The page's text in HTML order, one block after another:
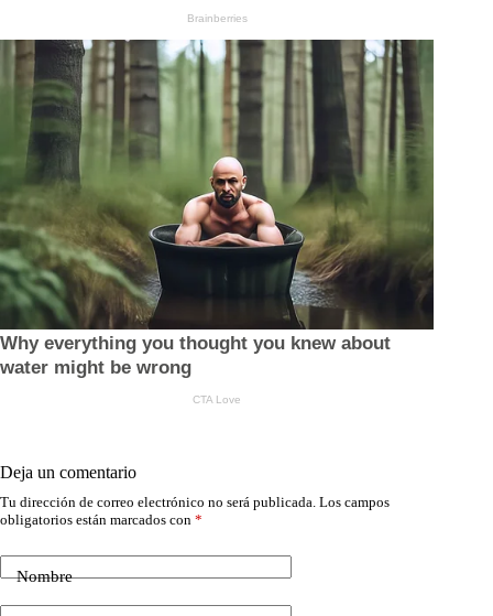
Deja un comentario
Tu dirección de correo electrónico no será publicada. Los campos
obligatorios están marcados con *
Nombre